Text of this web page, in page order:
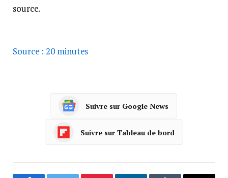
source.
Source : 20 minutes
Suivre sur Google News
Suivre sur Tableau de bord